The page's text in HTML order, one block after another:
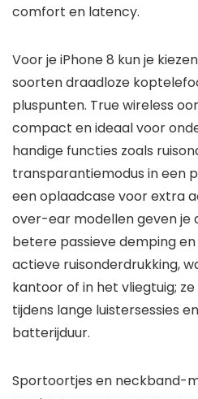
comfort en latency.
Voor je iPhone 8 kun je
soorten draadloze
pluspunten. True wireless
compact en ideaal voor
handige functies zoals
transparantiemodus in een
een oplaadcase voor extra
over-ear modellen geven je
betere passieve demping
actieve ruisonderdrukking,
kantoor of in het vliegtuig;
tijdens lange luistersessies
batterijduur.
Sportoortjes en neckband-